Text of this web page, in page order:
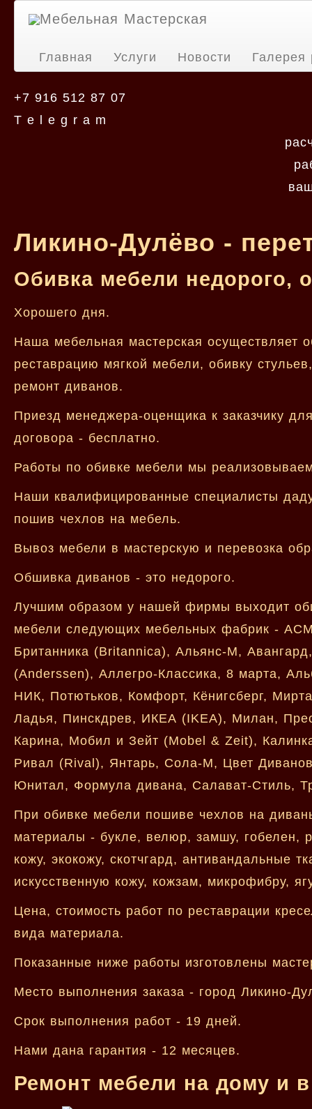
Мебельная Мастерская
Главная Услуги Новости Галерея
+7 916 512 87 07
T e l e g r a m
Ликино-Дулёво -
Обивка мебели недорого,
Хорошего дня.
Наша мебельная мастерская осуществляет
реставрацию мягкой мебели, обивку
ремонт диванов.
Приезд менеджера-оценщика к заказчику
договора - бесплатно.
Работы по обивке мебели мы
Наши квалифицированные специалисты
пошив чехлов на мебель.
Вывоз мебели в мастерскую и перевозка
Обшивка диванов - это недорого.
Лучшим образом у нашей фирмы выходит
мебели следующих мебельных фабрик -
Британника (Britannica), Альянс-М,
(Anderssen), Аллегро-Классика, 8 марта,
НИК, Потютьков, Комфорт, Кёнигсберг,
Ладья, Пинскдрев, ИКЕА (IKEA), Милан,
Карина, Мобил и Зейт (Mobel & Zeit),
Ривал (Rival), Янтарь, Сола-М, Цвет
Юнитал, Формула дивана, Салават-Стиль,
При обивке мебели пошиве чехлов на
материалы - букле, велюр, замшу, гобелен,
кожу, экокожу, скотчгард, антивандальные
искусственную кожу, кожзам, микрофибру,
Цена, стоимость работ по реставрации
вида материала.
Показанные ниже работы изготовлены
Место выполнения заказа - город Ликино-
Срок выполнения работ - 19 дней.
Нами дана гарантия - 12 месяцев.
Ремонт мебели на дому и